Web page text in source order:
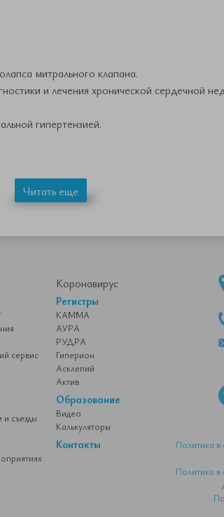
митрального клапана.
и лечения хронической сердечной
гипертензией.
Читать еще
сервис
съезды
Коронавирус
Регистры
КАММА
АУРА
РУДРА
Гиперион
Асклепий
Актив
Образование
Видео
Калькуляторы
Контакты
Политика
Политика